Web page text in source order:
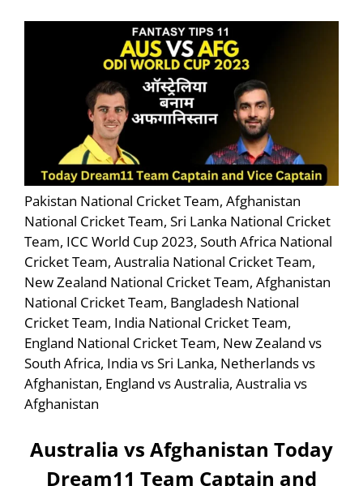
Pakistan National Cricket Team, Afghanistan
National Cricket Team, Sri Lanka National Cricket
Team, ICC World Cup 2023, South Africa National
Cricket Team, Australia National Cricket Team,
New Zealand National Cricket Team, Afghanistan
National Cricket Team, Bangladesh National
Cricket Team, India National Cricket Team,
England National Cricket Team, New Zealand vs
South Africa, India vs Sri Lanka, Netherlands vs
Afghanistan, England vs Australia, Australia vs
Afghanistan
Australia vs Afghanistan Today
Dream11 Team Captain and